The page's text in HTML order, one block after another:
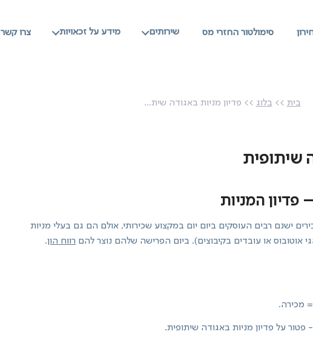
סימולטור החזרי מס שירותים מידע על זכאויות צרו קשר
צרו קשר
בדיקת זכאות בחינם
בית >> בלוג >> פדיון מניות באגודה שית...
שיתופית
פדיון המניות
ישנם רבים העוסקים ביום יום במקצוע שכירותי, אולם הם גם בעלי מניות
אוטובוס או עובדים בקיבוצים). ביום הפרישה שלהם נוצר להם רווח הון.
מכירה.